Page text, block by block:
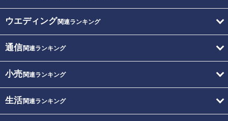
ウエディング関連ランキング
通信関連ランキング
小売関連ランキング
生活関連ランキング